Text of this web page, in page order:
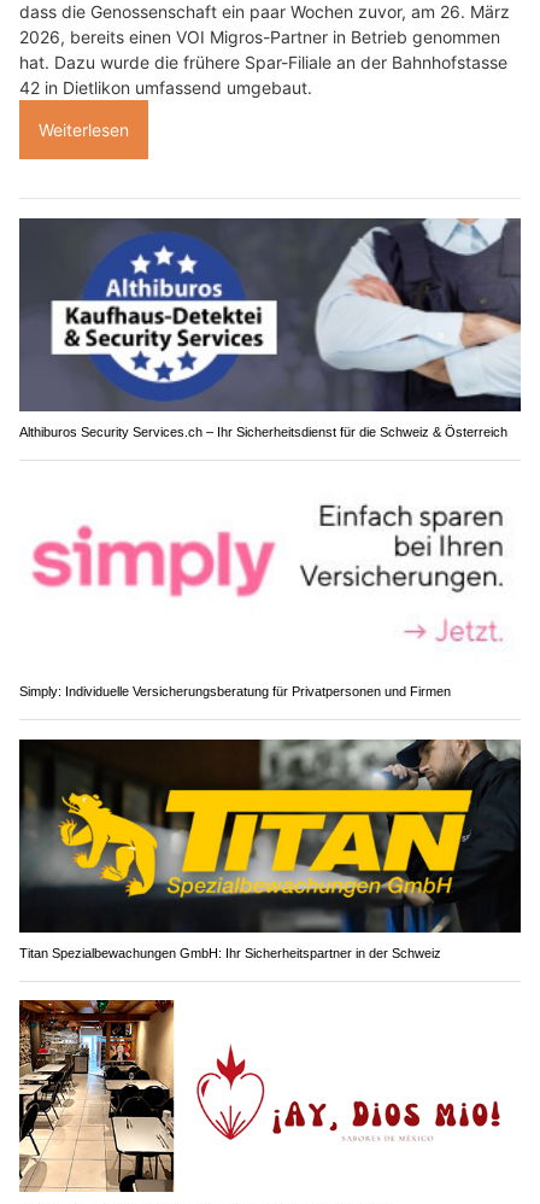
dass die Genossenschaft ein paar Wochen zuvor, am 26. März
2026, bereits einen VOI Migros-Partner in Betrieb genommen
hat. Dazu wurde die frühere Spar-Filiale an der Bahnhofstasse
42 in Dietlikon umfassend umgebaut.
Weiterlesen
Althiburos Security Services.ch – Ihr Sicherheitsdienst für die Schweiz & Österreich
Simply: Individuelle Versicherungsberatung für Privatpersonen und Firmen
Titan Spezialbewachungen GmbH: Ihr Sicherheitspartner in der Schweiz